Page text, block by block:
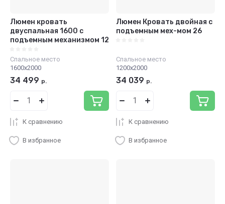
Люмен кровать
двуспальная 1600 с
подъемным механизмом 12
Спальное место
1600х2000
34 499 р.
К сравнению
В избранное
Люмен Кровать двойная с
подъемным мех-мом 26
Спальное место
1200х2000
34 039 р.
К сравнению
В избранное